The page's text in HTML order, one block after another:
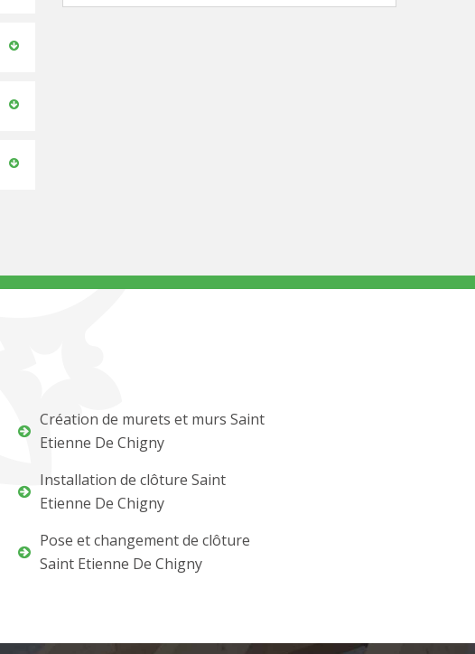
Création de murets et murs Saint
Etienne De Chigny
Installation de clôture Saint
Etienne De Chigny
Pose et changement de clôture
Saint Etienne De Chigny